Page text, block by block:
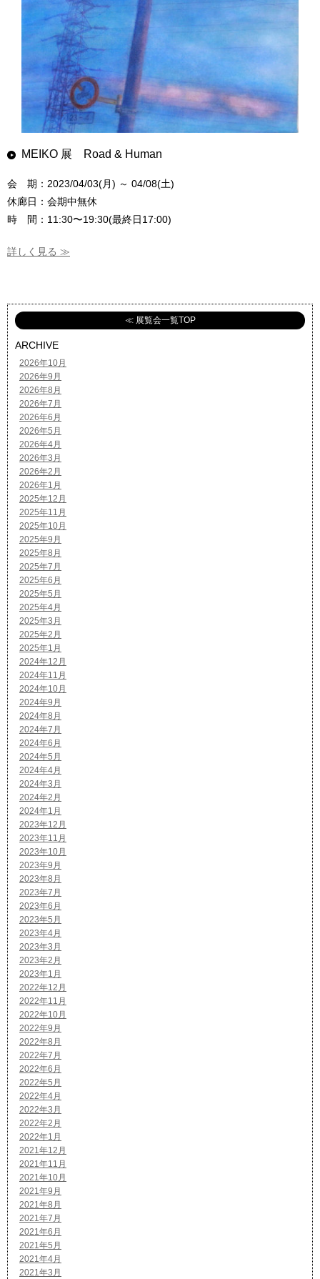
MEIKO 展 Road & Human
会 期：2023/04/03(月) ～ 04/08(土)
休廊日：会期中無休
時 間：11:30〜19:30(最終日17:00)
詳しく見る ≫
≪ 展覧会一覧TOP
ARCHIVE
2026年10月
2026年9月
2026年8月
2026年7月
2026年6月
2026年5月
2026年4月
2026年3月
2026年2月
2026年1月
2025年12月
2025年11月
2025年10月
2025年9月
2025年8月
2025年7月
2025年6月
2025年5月
2025年4月
2025年3月
2025年2月
2025年1月
2024年12月
2024年11月
2024年10月
2024年9月
2024年8月
2024年7月
2024年6月
2024年5月
2024年4月
2024年3月
2024年2月
2024年1月
2023年12月
2023年11月
2023年10月
2023年9月
2023年8月
2023年7月
2023年6月
2023年5月
2023年4月
2023年3月
2023年2月
2023年1月
2022年12月
2022年11月
2022年10月
2022年9月
2022年8月
2022年7月
2022年6月
2022年5月
2022年4月
2022年3月
2022年2月
2022年1月
2021年12月
2021年11月
2021年10月
2021年9月
2021年8月
2021年7月
2021年6月
2021年5月
2021年4月
2021年3月